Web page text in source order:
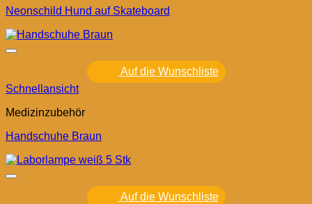
Neonschild Hund auf Skateboard
Auf die Wunschliste
Schnellansicht
Medizinzubehör
Handschuhe Braun
Auf die Wunschliste